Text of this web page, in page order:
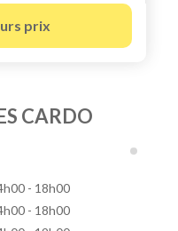
prix
CARDO
- 18h00
- 18h00